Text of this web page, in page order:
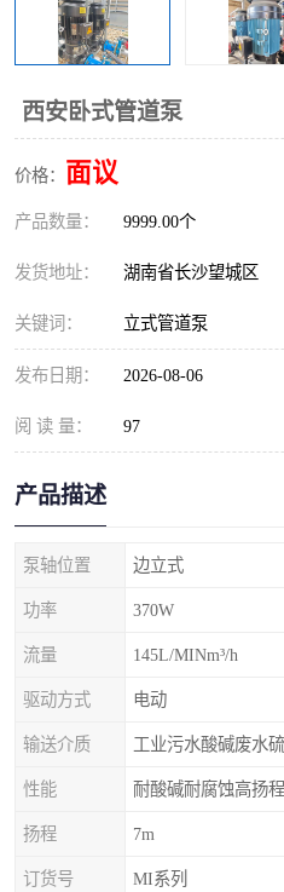
西安卧式管道泵
价格： 面议
产品数量： 9999.00个
发货地址： 湖南省长沙望城区
关键词： 立式管道泵
发布日期： 2026-08-06
阅 读 量： 97
产品描述
泵轴位置 边立式
功率 370W
流量 145L/MINm³/h
驱动方式 电动
输送介质 工业污水酸碱废水
性能 耐酸碱耐腐蚀高扬程
扬程 7m
订货号 MI系列